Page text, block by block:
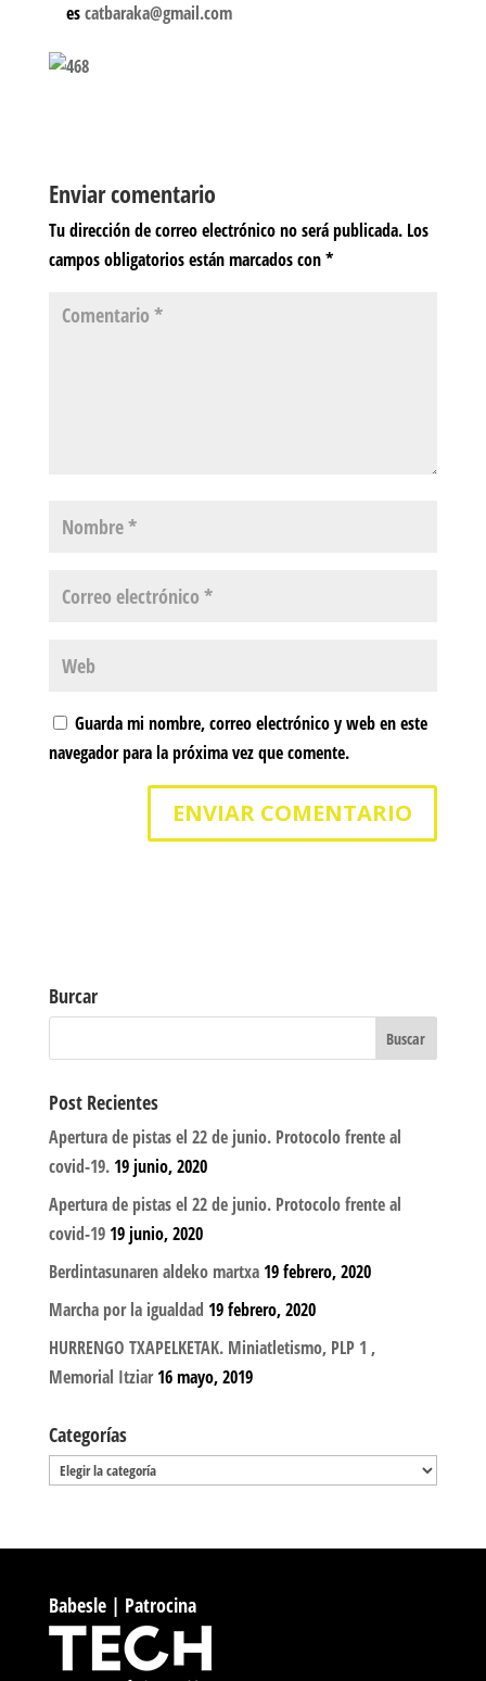
escatbaraka@gmail.com
Enviar comentario
Tu dirección de correo electrónico no será publicada. Los
campos obligatorios están marcados con*
Guarda mi nombre, correo electrónico y web en este
navegador para la próxima vez que comente.
Burcar
Post Recientes
Apertura de pistas el 22 de junio. Protocolo frente al
covid-19. 19 junio, 2020
Apertura de pistas el 22 de junio. Protocolo frente al
covid-19 19 junio, 2020
Berdintasunaren aldeko martxa 19 febrero, 2020
Marcha por la igualdad 19 febrero, 2020
HURRENGO TXAPELKETAK. Miniatletismo, PLP 1 ,
Memorial Itziar 16 mayo, 2019
Categorías
Categorías
Babesle | Patrocina